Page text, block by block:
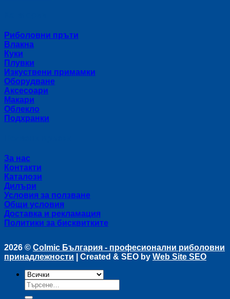
Риболовни пръти
Влакна
Куки
Плувки
Изкуствени примамки
Оборудване
Аксесоари
Макари
Облекло
Подхранки
За нас
Контакти
Каталози
Дилъри
Условия за ползване
Общи условия
Доставка и рекламация
Политики за бисквитките
2026 © Colmic България - професионални риболовни
принадлежности | Created & SEO by Web Site SEO
Търсене
за: